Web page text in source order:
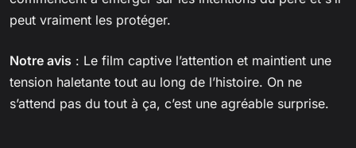
peut vraiment les protéger.
Notre avis : Le film captive l’attention et maintient une
tension haletante tout au long de l’histoire. On ne
s’attend pas du tout à ça, c’est une agréable surprise.